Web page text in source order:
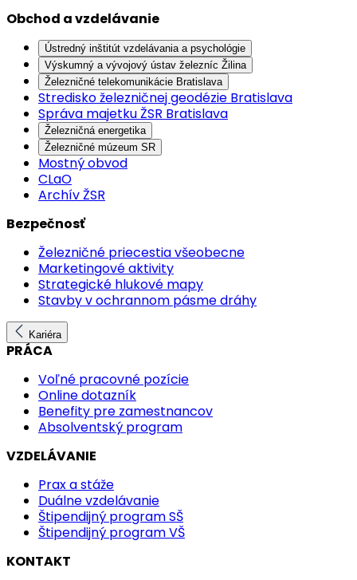
Obchod a vzdelávanie
Ústredný inštitút vzdelávania a psychológie
Výskumný a vývojový ústav železníc Žilina
Železničné telekomunikácie Bratislava
Stredisko železničnej geodézie Bratislava
Správa majetku ŽSR Bratislava
Železničná energetika
Železničné múzeum SR
Mostný obvod
CLaO
Archív ŽSR
Bezpečnosť
Železničné priecestia všeobecne
Marketingové aktivity
Strategické hlukové mapy
Stavby v ochrannom pásme dráhy
Kariéra
PRÁCA
Voľné pracovné pozície
Online dotazník
Benefity pre zamestnancov
Absolventský program
VZDELÁVANIE
Prax a stáže
Duálne vzdelávanie
Štipendijný program SŠ
Štipendijný program VŠ
KONTAKT